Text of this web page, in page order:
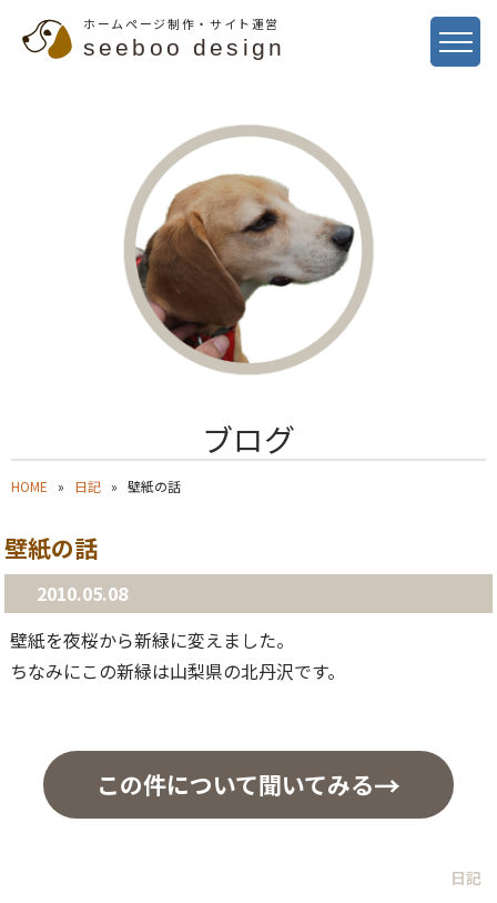
ホームページ制作・サイト運営
seeboo design
ブログ
HOME 日記 壁紙の話
壁紙の話
2010.05.08
壁紙を夜桜から新緑に変えました。
ちなみにこの新緑は山梨県の北丹沢です。
この件について聞いてみる
日記